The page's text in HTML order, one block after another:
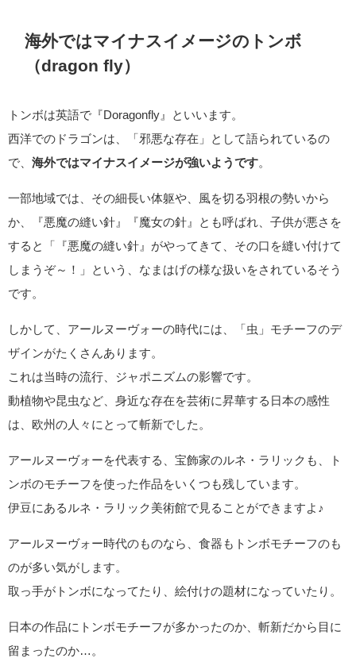
海外ではマイナスイメージのトンボ
（dragon fly）
トンボは英語で『Doragonfly』といいます。
西洋でのドラゴンは、「邪悪な存在」として語られているの
で、 海外ではマイナスイメージが強いようです。
一部地域では、その細長い体躯や、風を切る羽根の勢いから
か、『悪魔の縫い針』『魔女の針』とも呼ばれ、子供が悪さを
すると「『悪魔の縫い針』がやってきて、その口を縫い付けて
しまうぞ～！」という、なまはげの様な扱いをされているそう
です。
しかして、アールヌーヴォーの時代には、「虫」モチーフのデ
ザインがたくさんあります。
これは当時の流行、ジャポニズムの影響です。
動植物や昆虫など、身近な存在を芸術に昇華する日本の感性
は、欧州の人々にとって斬新でした。
アールヌーヴォーを代表する、宝飾家のルネ・ラリックも、ト
ンボのモチーフを使った作品をいくつも残しています。
伊豆にあるルネ・ラリック美術館で見ることができますよ♪
アールヌーヴォー時代のものなら、食器もトンボモチーフのも
のが多い気がします。
取っ手がトンボになってたり、絵付けの題材になっていたり。
日本の作品にトンボモチーフが多かったのか、斬新だから目に
留まったのか…。